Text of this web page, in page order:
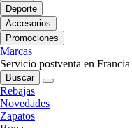
Deporte
Accesorios
Promociones
Marcas
Servicio postventa en Francia
Buscar
Rebajas
Novedades
Zapatos